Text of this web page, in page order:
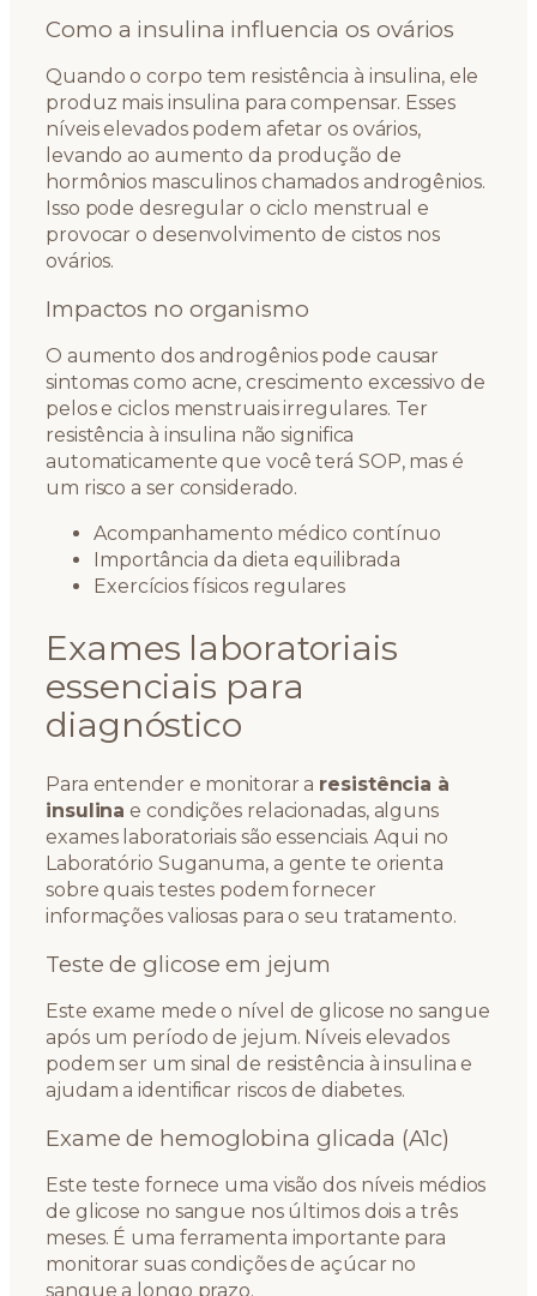
Como a insulina influencia os ovários
Quando o corpo tem resistência à insulina, ele
produz mais insulina para compensar. Esses
níveis elevados podem afetar os ovários,
levando ao aumento da produção de
hormônios masculinos chamados androgênios.
Isso pode desregular o ciclo menstrual e
provocar o desenvolvimento de cistos nos
ovários.
Impactos no organismo
O aumento dos androgênios pode causar
sintomas como acne, crescimento excessivo de
pelos e ciclos menstruais irregulares. Ter
resistência à insulina não significa
automaticamente que você terá SOP, mas é
um risco a ser considerado.
Acompanhamento médico contínuo
Importância da dieta equilibrada
Exercícios físicos regulares
Exames laboratoriais
essenciais para
diagnóstico
Para entender e monitorar a resistência à
insulina e condições relacionadas, alguns
exames laboratoriais são essenciais. Aqui no
Laboratório Suganuma, a gente te orienta
sobre quais testes podem fornecer
informações valiosas para o seu tratamento.
Teste de glicose em jejum
Este exame mede o nível de glicose no sangue
após um período de jejum. Níveis elevados
podem ser um sinal de resistência à insulina e
ajudam a identificar riscos de diabetes.
Exame de hemoglobina glicada (A1c)
Este teste fornece uma visão dos níveis médios
de glicose no sangue nos últimos dois a três
meses. É uma ferramenta importante para
monitorar suas condições de açúcar no
sangue a longo prazo.